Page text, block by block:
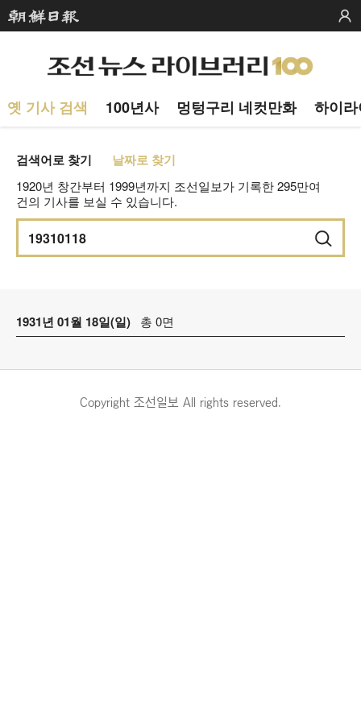
옛 기사 검색 100년사 멍텅구리 네컷만화 하이
검색어로 찾기 날짜로 찾기
1920년 창간부터 1999년까지 조선일보가 기록한 295만여
건의 기사를 보실 수 있습니다.
1931년 01월 18일(일) 총 0면
Copyright 조선일보 All rights reserved.